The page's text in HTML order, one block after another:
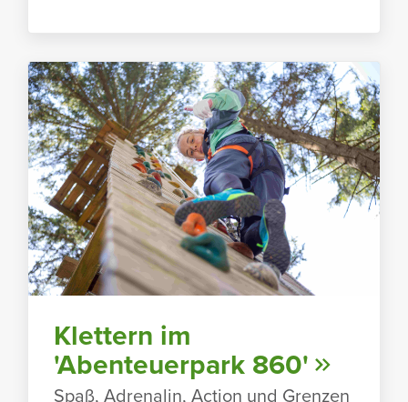
Klet­tern im
'Aben­teu­er­park 860'
Spaß, Adre­nalin, Action und Grenzen